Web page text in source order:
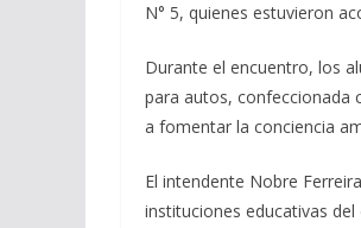
N° 5, quienes estuvieron
Durante el encuentro, los
para autos, confeccionada
a fomentar la conciencia
El intendente Nobre
instituciones educativas